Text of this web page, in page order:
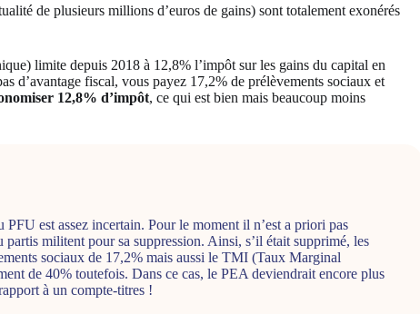
de plusieurs millions d’euros de gains) sont totalement exonérés
limite depuis 2018 à 12,8% l’impôt sur les gains du capital en
d’avantage fiscal, vous payez 17,2% de prélèvements sociaux et
12,8% d’impôt, ce qui est bien mais beaucoup moins
est assez incertain. Pour le moment il n’est a priori pas
partis militent pour sa suppression. Ainsi, s’il était supprimé, les
sociaux de 17,2% mais aussi le TMI (Taux Marginal
de 40% toutefois. Dans ce cas, le PEA deviendrait encore plus
à un compte-titres !